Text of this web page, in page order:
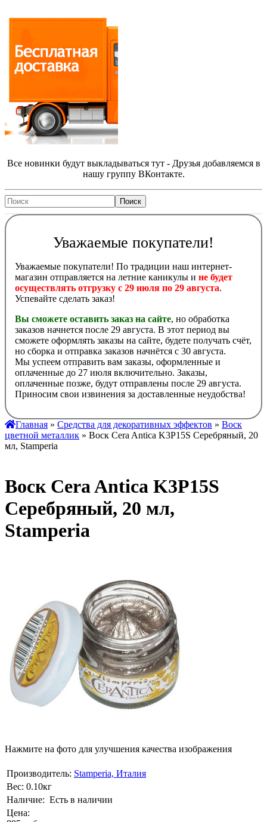
Все новинки будут выкладываться тут - Друзья добавляемся в
нашу группу ВКонтакте.
Уважаемые покупатели!
Уважаемые покупатели! По традиции наш интернет-
магазин отправляется на летние каникулы и не будет
осуществлять отгрузку с 29 июля по 29 августа.
Успевайте сделать заказ!
Вы сможете оставить заказ на сайте, но обработка
заказов начнется после 29 августа. В этот период вы
сможете оформлять заказы на сайте, будете получать счёт,
но сборка и отправка заказов начнётся с 30 августа.
Мы успеем отправить вам заказы, оформленные и
оплаченные до 27 июля включительно. Заказы,
оплаченные позже, будут отправлены после 29 августа.
Приносим свои извинения за доставленные неудобства!
Главная » Средства для декоративных эффектов » Воск
цветной металлик » Воск Cera Antica K3P15S Серебряный, 20
мл, Stamperia
Воск Cera Antica K3P15S
Серебряный, 20 мл,
Stamperia
Нажмите на фото для улучшения качества изображения
Производитель: Stamperia, Италия
Вес: 0.10кг
Наличие: Есть в наличии
Цена: